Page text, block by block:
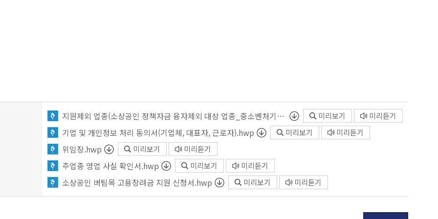
지원제외 업종(소상공인 정책자금 융자제외 대상 업종_중소벤처기업부).hwp 미리보기 미리듣기
기업 및 개인정보 처리 동의서(기업체, 대표자, 근로자).hwp 미리보기 미리듣기
위임장.hwp 미리보기 미리듣기
주업종 영업 사실 확인서.hwp 미리보기 미리듣기
소상공인 버팀목 고용장려금 지원 신청서.hwp 미리보기 미리듣기